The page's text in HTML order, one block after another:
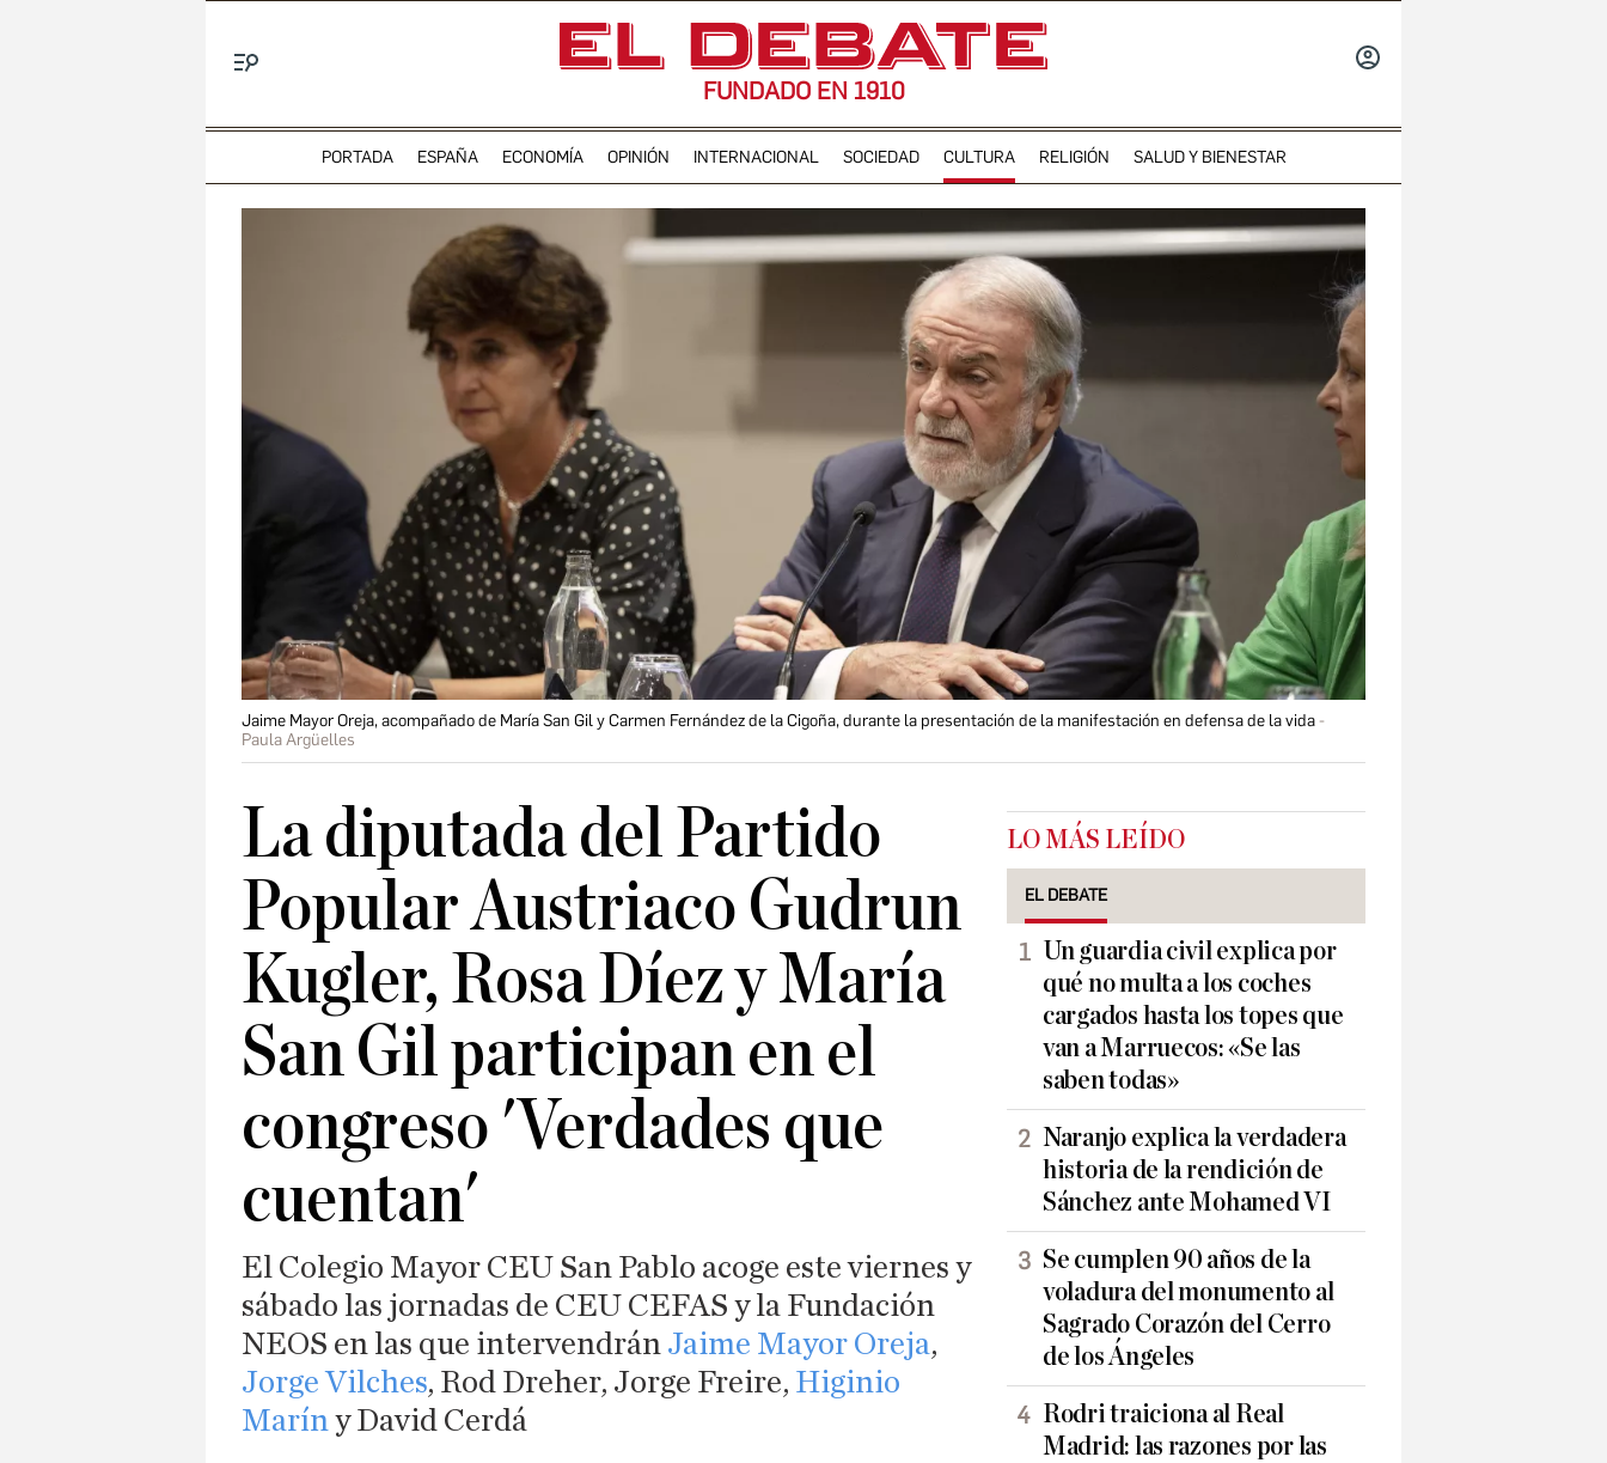
FUNDADO EN 1910
PORTADA ESPAÑA ECONOMÍA OPINIÓN INTERNACIONAL SOCIEDAD CULTURA RELIGIÓN SALUD Y BIENESTAR
Jaime Mayor Oreja, acompañado de María San Gil y Carmen Fernández de la Cigoña, durante la presentación de la manifestación en defensa de la vida
Paula Argüelles
La diputada del Partido
Popular Austriaco Gudrun
Kugler, Rosa Díez y María
San Gil participan en el
congreso 'Verdades que
cuentan'
El Colegio Mayor CEU San Pablo acoge este viernes y
sábado las jornadas de CEU CEFAS y la Fundación
NEOS en las que intervendrán Jaime Mayor Oreja,
Jorge Vilches, Rod Dreher, Jorge Freire, Higinio
Marín y David Cerdá
LO MÁS LEÍDO
EL DEBATE
Un guardia civil explica por
qué no multa a los coches
cargados hasta los topes que
van a Marruecos: «Se las
saben todas»
Naranjo explica la verdadera
historia de la rendición de
Sánchez ante Mohamed VI
Se cumplen 90 años de la
voladura del monumento al
Sagrado Corazón del Cerro
de los Ángeles
Rodri traiciona al Real
Madrid: las razones por las